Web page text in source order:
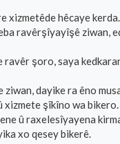
xizmetêde hêcaye
ravêrşîyayîşê ziwan,
şoro, saya
dayike ra êno
xizmete şîkîno wa
û raxelesîyayena
xo qesey bikerê.